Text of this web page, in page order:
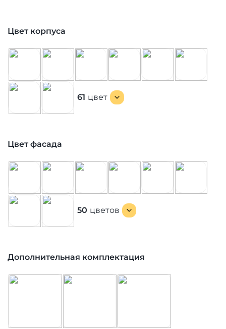
Цвет корпуса
61 цвет
Цвет фасада
50 цветов
Дополнительная комплектация